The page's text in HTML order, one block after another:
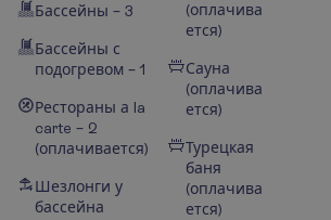
Бассейны – 3
Бассейны с
подогревом – 1
Рестораны а la
carte – 2
(оплачивается)
Шезлонги у
бассейна
(оплачива
ется)
Сауна
(оплачива
ется)
Турецкая
баня
(оплачива
ется)